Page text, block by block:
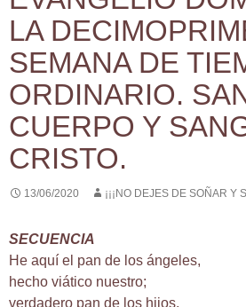
LA
SEMANA DE
ORDINARIO.
CUERPO Y
CRISTO.
13/06/2020 ¡¡¡NO DEJES DE SOÑAR Y
SECUENCIA
He aquí el pan de los ángeles,
hecho viático nuestro;
verdadero pan de los hijos,